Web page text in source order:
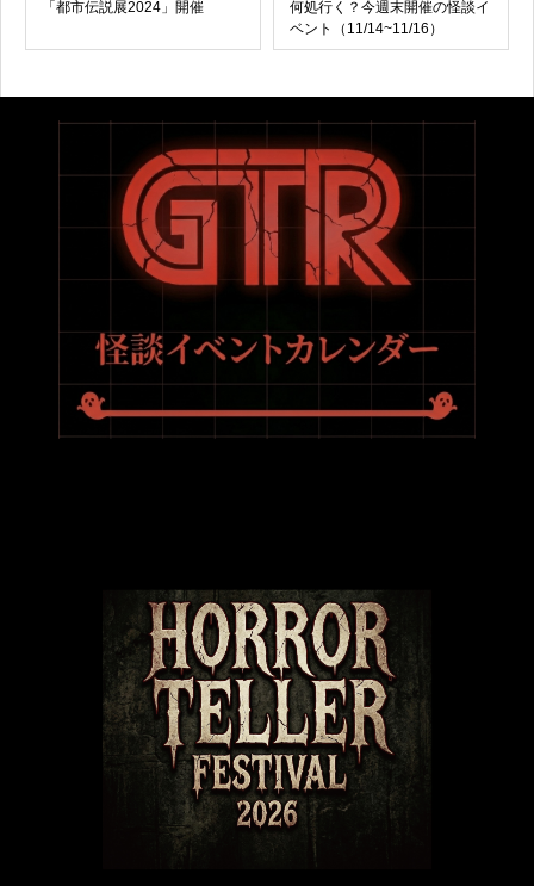
「都市伝説展2024」開催
何処行く？今週末開催の怪談イ
ベント（11/14~11/16）